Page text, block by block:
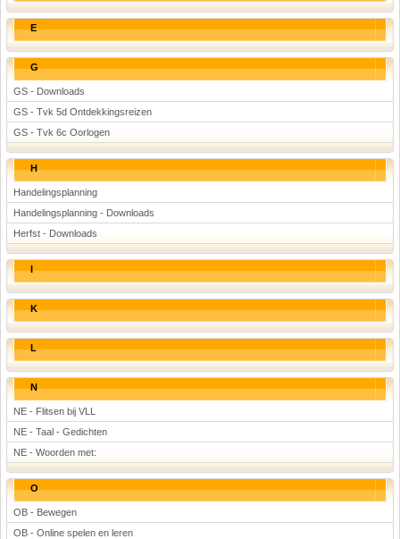
E
G
GS - Downloads
GS - Tvk 5d Ontdekkingsreizen
GS - Tvk 6c Oorlogen
H
Handelingsplanning
Handelingsplanning - Downloads
Herfst - Downloads
I
K
L
N
NE - Flitsen bij VLL
NE - Taal - Gedichten
NE - Woorden met:
O
OB - Bewegen
OB - Online spelen en leren